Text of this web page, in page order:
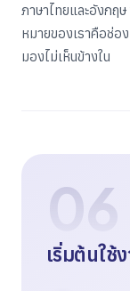
ภาษาไทยและอังกฤ
หมายของเราคือช่อ
มองไม่เห็นข้างใน
06
เริ่มต้นใช้